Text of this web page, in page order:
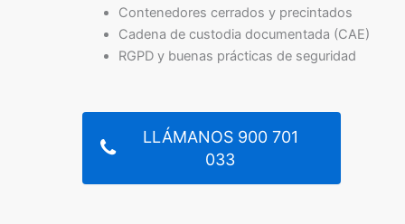
Contenedores cerrados y precintados
Cadena de custodia documentada (CAE)
RGPD y buenas prácticas de seguridad
LLÁMANOS 900 701
033